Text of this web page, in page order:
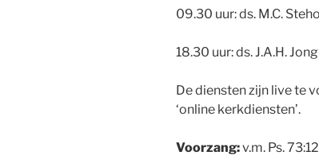
09.30 uur: ds. M.C.
18.30 uur: ds. J.A.H.
De diensten zijn live te
‘online kerkdiensten’.
Voorzang:v.m. Ps.